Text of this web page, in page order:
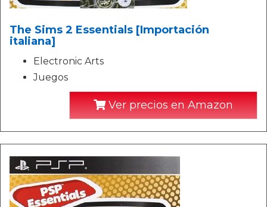
The Sims 2 Essentials [Importación
italiana]
Electronic Arts
Juegos
Ver precios en Amazon